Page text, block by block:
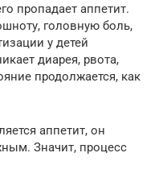
пропадает аппетит.
головную боль,
у детей
диарея, рвота,
продолжается, как
аппетит, он
Значит, процесс